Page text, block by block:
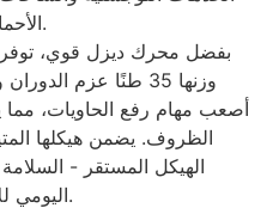
الأحمال الضخمة والثقيلة أمرًا روتينيًا.
بفضل محرك ديزل قوي، توفر
وزنها 35 طنًا عزم
أصعب مهام رفع الحاويات،
الظروف. يضمن هيكلها
الهيكل المستقر -
اليومي للأحمال الثقيلة والبيئات القاسية.